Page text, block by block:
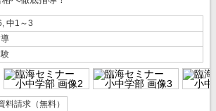
中1～3
料請求（無料）